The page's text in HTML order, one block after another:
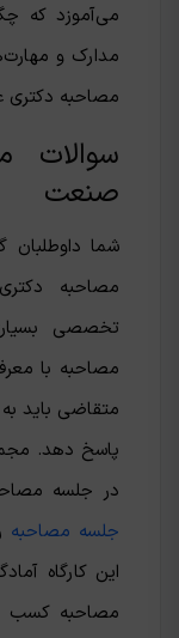
می‌آموزد که
مدارک و
مصاحبه دکتری
سوالات
صنعت
شما داوطلبان
مصاحبه
تخصصی
مصاحبه با
متقاضی باید
پاسخ دهد.
در جلسه
جلسه مصاحبه
این کارگاه
مصاحبه کسب